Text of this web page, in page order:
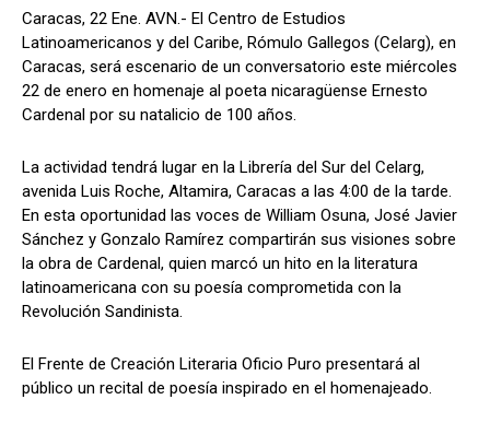
Caracas, 22 Ene. AVN.- El Centro de Estudios
Latinoamericanos y del Caribe, Rómulo Gallegos (Celarg), en
Caracas, será escenario de un conversatorio este miércoles
22 de enero en homenaje al poeta nicaragüense Ernesto
Cardenal por su natalicio de 100 años.
La actividad tendrá lugar en la Librería del Sur del Celarg,
avenida Luis Roche, Altamira, Caracas a las 4:00 de la tarde.
En esta oportunidad las voces de William Osuna, José Javier
Sánchez y Gonzalo Ramírez compartirán sus visiones sobre
la obra de Cardenal, quien marcó un hito en la literatura
latinoamericana con su poesía comprometida con la
Revolución Sandinista.
El Frente de Creación Literaria Oficio Puro presentará al
público un recital de poesía inspirado en el homenajeado.